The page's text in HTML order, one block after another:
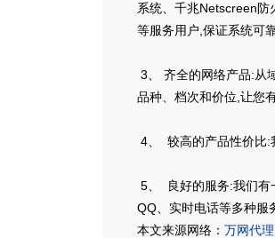
系统、千兆Netscreen防
等服务用户,保证系统可
3、 齐全的网络产品:从
品种、档次和价位,让您
4、 较高的产品性价比:
5、 良好的服务:我们有
QQ、实时电话等多种服
本文来源网络： 万网代理